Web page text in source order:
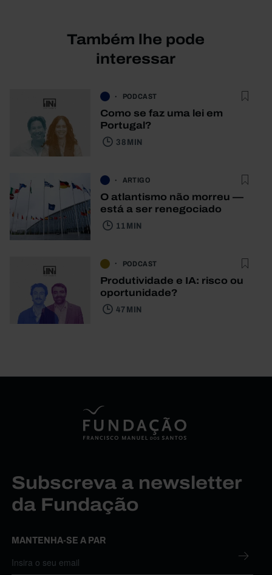
Também lhe pode
interessar
PODCAST
Como se faz uma lei em
Portugal?
38 MIN
ARTIGO
O atlantismo não morreu —
está a ser renegociado
11 MIN
PODCAST
Produtividade e IA: risco ou
oportunidade?
47 MIN
Subscreva a newsletter
da Fundação
MANTENHA-SE A PAR